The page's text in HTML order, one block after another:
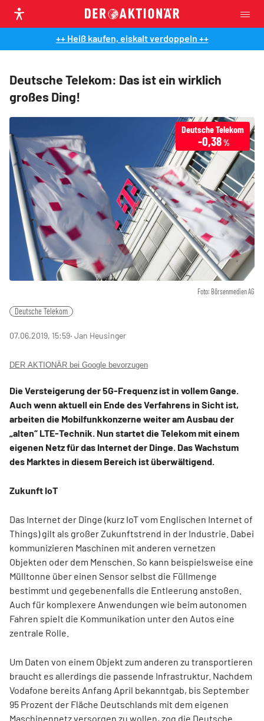
++ Heiß kaufen, eiskalt verdoppeln ++
Deutsche Telekom: Das ist ein wirklich
großes Ding!
Foto: Börsenmedien AG
Deutsche Telekom
-0,38%
Deutsche Telekom
07.06.2019, 15:59‧ Jan Heusinger
DER AKTIONÄR bei Google bevorzugen
Die Versteigerung der 5G-Frequenz ist in vollem Gange.
Auch wenn aktuell ein Ende des Verfahrens in Sicht ist,
arbeiten die Mobilfunkkonzerne weiter am Ausbau der
„alten“ LTE-Technik. Nun startet die Telekom mit einem
eigenen Netz für das Internet der Dinge. Das Wachstum
des Marktes in diesem Bereich ist überwältigend.
Zukunft IoT
Das Internet der Dinge (kurz IoT vom Englischen Internet of
Things) gilt als großer Zukunftstrend in der Industrie. Dabei
kommunizieren Maschinen mit anderen vernetzen
Objekten oder dem Menschen. So kann beispielsweise eine
Mülltonne über einen Sensor selbst die Füllmenge
bestimmt und gegebenenfalls die Entleerung anstoßen.
Auch für komplexere Anwendungen wie beim autonomen
Fahren spielt die Kommunikation unter den Autos eine
zentrale Rolle.
Um Daten von einem Objekt zum anderen zu transportieren
braucht es allerdings die passende Infrastruktur. Nachdem
Vodafone bereits Anfang April bekanntgab, bis September
95 Prozent der Fläche Deutschlands mit dem eigenen
Maschinennetz versorgen zu wollen, zog die Deutsche